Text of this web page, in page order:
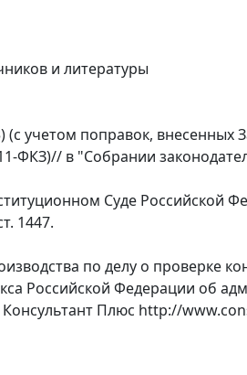
и литературы
учетом поправок,
ФКЗ)// в "Собрании
Суде Российской
1447.
по делу о проверке
Российской Федерации об
Плюс http://